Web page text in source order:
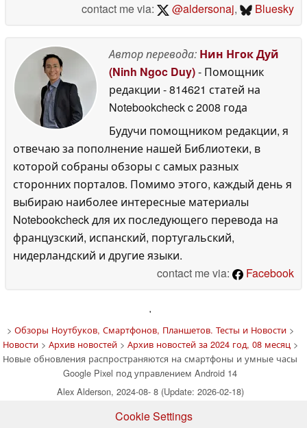
contact me via:
@aldersonaj, Bluesky
Автор перевода: Нин Нгок Дуй
(Ninh Ngoc Duy)- Помощник
редакции - 814621 статей на
Notebookcheckc 2008 года
Будучи помощником редакции, я
отвечаю за пополнение нашей Библиотеки, в
которой собраны обзоры с самых разных
сторонних порталов. Помимо этого, каждый день я
выбираю наиболее интересные материалы
Notebookcheck для их последующего перевода на
французский, испанский, португальский,
нидерландский и другие языки.
contact me via:
Facebook
'
> Обзоры Ноутбуков, Смартфонов, Планшетов. Тесты и Новости>
Новости> Архив новостей> Архив новостей за 2024 год, 08 месяц>
Новые обновления распространяются на смартфоны и умные часы
Google Pixel под управлением Android 14
Alex Alderson, 2024-08- 8 (Update: 2026-02-18)
Cookie Settings